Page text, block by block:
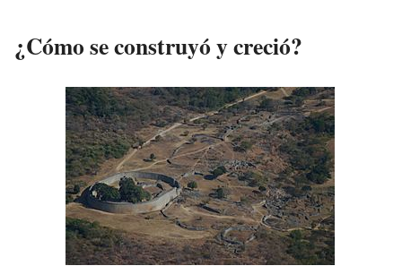
¿Cómo se construyó y creció?